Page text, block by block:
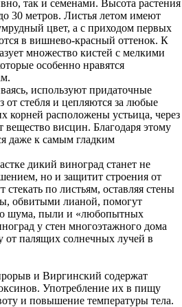
так и семенами. Высота растения
30 метров. Листья летом имеют
цвет, а с приходом первых
в вишнево-красный оттенок. К
множество кистей с мелкими
особенно нравятся
используют придаточные
от стебля и цепляются за любые
корней расположены устьица, через
вещество висцин. Благодаря этому
даже к самым гладким
дикий виноград станет не
но и защитит строения от
по листьям, оставляя стены
обвитыми лианой, помогут
шума, пыли и «любопытных
у стен многоэтажного дома
от палящих солнечных лучей в
и Виргинский содержат
Употребление их в пищу
и повышение температуры тела.